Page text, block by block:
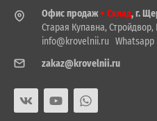
Офис продаж+ Склад, г.
Старая Купавна,
info@krovelnii.ru Whatsapp
zakaz@krovelnii.ru